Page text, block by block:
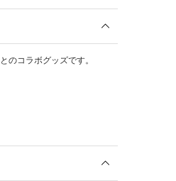
のコラボグッズです。